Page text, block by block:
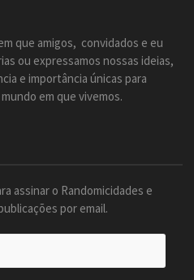
que amigos, convidados e eu
ou expressamos nossas ideias,
e importância únicas para
em que vivemos.
assinar o Randomicidades e
por email.